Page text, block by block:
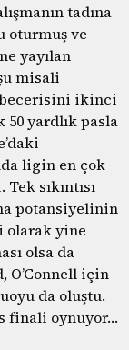
tadına
oturmuş ve
yayılan
misali
becerisini ikinci
50 yardlık pasla
ligin en çok
sıkıntısı
potansiyelinin
olarak yine
olsa da
O’Connell için
da oluştu.
finali oynuyor…